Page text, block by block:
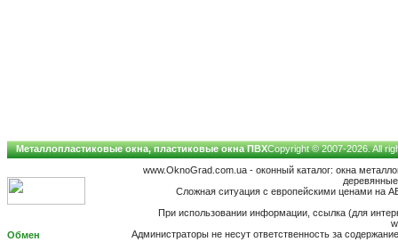
Металлопластиковые окна, пластиковые окна ПВХCopyright © 2007-2026. All
www.OknoGrad.com.ua - оконный каталог: окна
Сложная ситуация с европейскими ценами на
При использовании информации, ссылка (для
Администраторы не несут ответственность за
Обмен